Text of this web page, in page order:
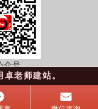
号
老师建站。
󰄸